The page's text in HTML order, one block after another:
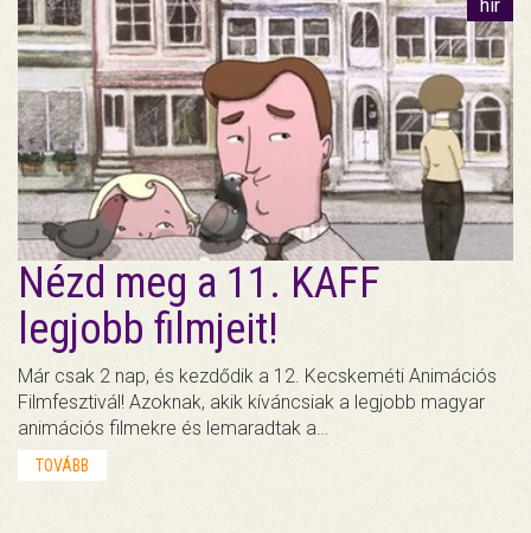
hír
Nézd meg a 11. KAFF
legjobb filmjeit!
Már csak 2 nap, és kezdődik a 12. Kecskeméti Animációs
Filmfesztivál! Azoknak, akik kíváncsiak a legjobb magyar
animációs filmekre és lemaradtak a…
TOVÁBB